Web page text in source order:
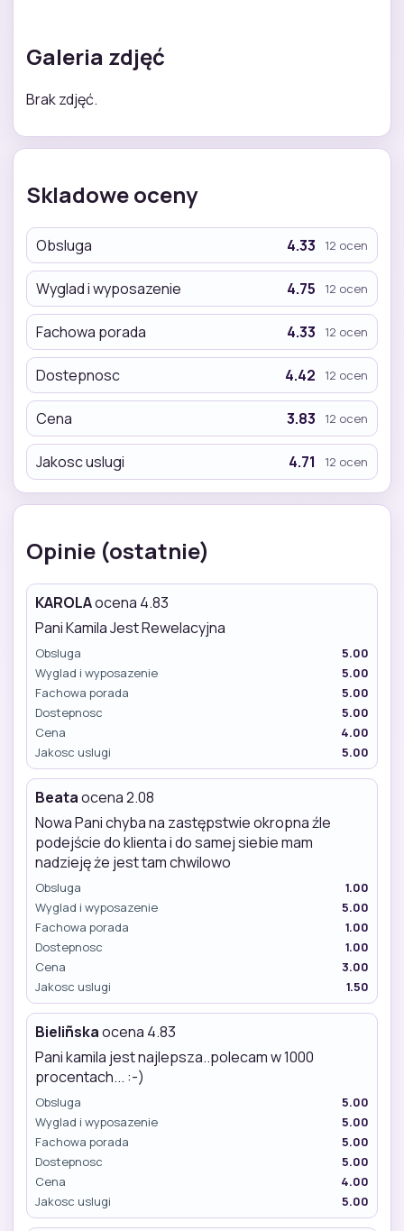
Galeria zdjęć
Brak zdjęć.
Skladowe oceny
Obsluga 4.33 12 ocen
Wyglad i wyposazenie 4.75 12 ocen
Fachowa porada 4.33 12 ocen
Dostepnosc 4.42 12 ocen
Cena 3.83 12 ocen
Jakosc uslugi 4.71 12 ocen
Opinie (ostatnie)
KAROLAocena 4.83
Pani Kamila Jest Rewelacyjna
Obsluga
5.00
Wyglad i wyposazenie
5.00
Fachowa porada
5.00
Dostepnosc
5.00
Cena
4.00
Jakosc uslugi
5.00
Beataocena 2.08
Nowa Pani chyba na zastępstwie okropna źle
podejście do klienta i do samej siebie mam
nadzieję że jest tam chwilowo
Obsluga
1.00
Wyglad i wyposazenie
5.00
Fachowa porada
1.00
Dostepnosc
1.00
Cena
3.00
Jakosc uslugi
1.50
Bieliñskaocena 4.83
Pani kamila jest najlepsza..polecam w 1000
procentach... :-)
Obsluga
5.00
Wyglad i wyposazenie
5.00
Fachowa porada
5.00
Dostepnosc
5.00
Cena
4.00
Jakosc uslugi
5.00